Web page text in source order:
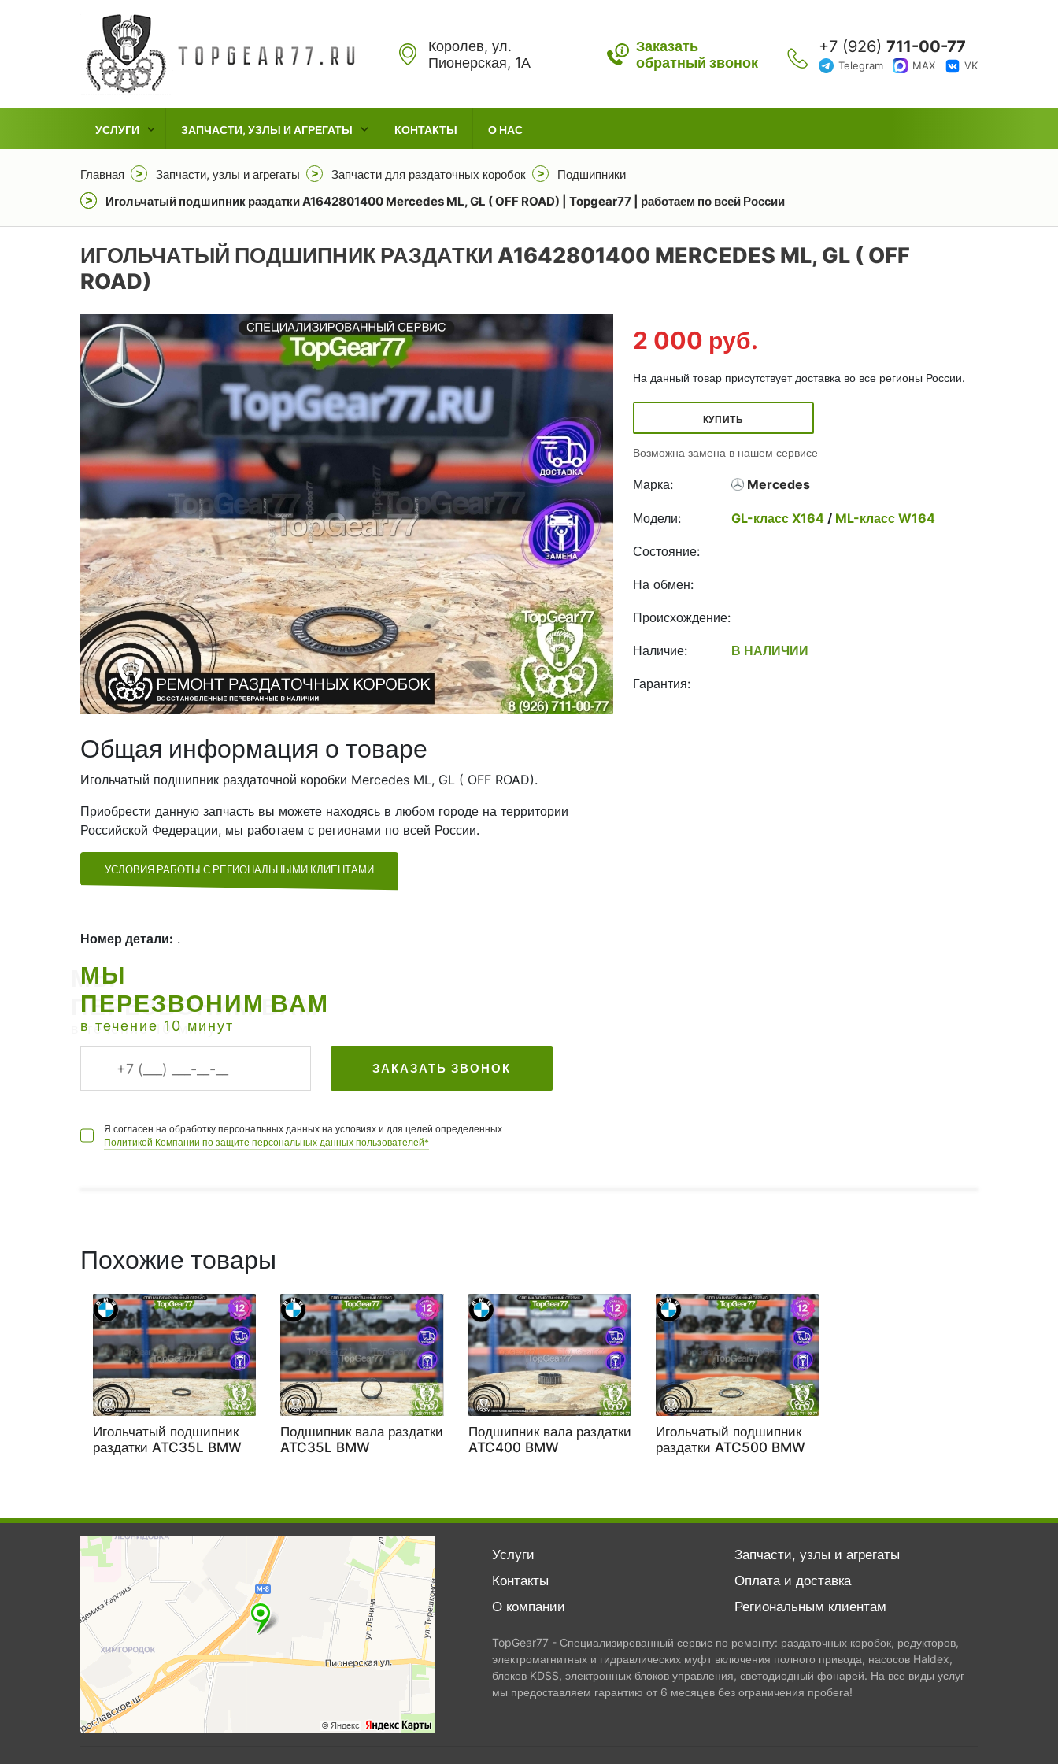
Королев, ул.
Пионерская, 1А
Заказать
обратный звонок
+7 (926) 711-00-77
Telegram MAX VK
УСЛУГИ ЗАПЧАСТИ, УЗЛЫ И АГРЕГАТЫ КОНТАКТЫ О НАС
Главная Запчасти, узлы и агрегаты Запчасти для раздаточных коробок
Подшипники
Игольчатый подшипник раздатки A1642801400 Mercedes ML, GL ( OFF ROAD) | Topgear77 | работаем по всей России
ИГОЛЬЧАТЫЙ ПОДШИПНИК РАЗДАТКИ A1642801400 MERCEDES ML, GL ( OFF
ROAD)
2 000 руб.
На данный товар присутствует доставка во все регионы России.
КУПИТЬ
Возможна замена в нашем сервисе
Марка: Mercedes
Модели: GL-класс X164 / ML-класс W164
Состояние:
На обмен:
Происхождение:
Наличие: В НАЛИЧИИ
Гарантия:
Общая информация о товаре
Игольчатый подшипник раздаточной коробки Mercedes ML, GL ( OFF ROAD).
Приобрести данную запчасть вы можете находясь в любом городе на территории
Российской Федерации, мы работаем с регионами по всей России.
УСЛОВИЯ РАБОТЫ С РЕГИОНАЛЬНЫМИ КЛИЕНТАМИ
Номер детали: .
МЫ
ПЕРЕЗВОНИМ ВАМ
в течение 10 минут
ЗАКАЗАТЬ ЗВОНОК
Я согласен на обработку персональных данных на условиях и для целей определенных
Политикой Компании по защите персональных данных пользователей*
Похожие товары
Игольчатый подшипник
раздатки ATC35L BMW
Подшипник вала раздатки
ATC35L BMW
Подшипник вала раздатки
ATC400 BMW
Игольчатый подшипник
раздатки ATC500 BMW
Услуги
Запчасти, узлы и агрегаты
Контакты
Оплата и доставка
О компании
Региональным клиентам
TopGear77 - Специализированный сервис по ремонту: раздаточных коробок, редукторов,
электромагнитных и гидравлических муфт включения полного привода, насосов Haldex,
блоков KDSS, электронных блоков управления, светодиодный фонарей. На все виды услуг
мы предоставляем гарантию от 6 месяцев без ограничения пробега!